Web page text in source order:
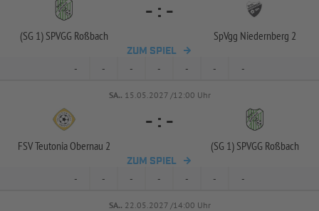
(SG 1) SPVGG Roßbach
- : -
SpVgg Niedernberg 2
ZUM SPIEL
- - - - - - -
SA.. 15.05.2027 /12:00 Uhr
FSV Teutonia Obernau 2
- : -
(SG 1) SPVGG Roßbach
ZUM SPIEL
- - - - - - -
SA.. 22.05.2027 /14:00 Uhr